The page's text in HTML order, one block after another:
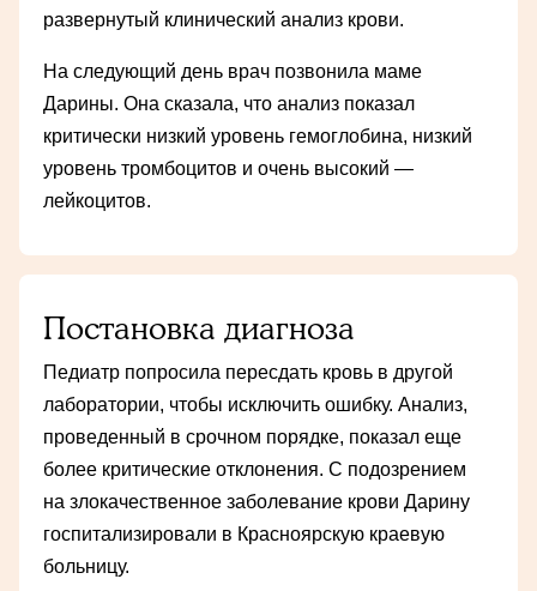
развернутый клинический анализ крови.
На следующий день врач позвонила маме
Дарины. Она сказала, что анализ показал
критически низкий уровень гемоглобина, низкий
уровень тромбоцитов и очень высокий —
лейкоцитов.
Постановка диагноза
Педиатр попросила пересдать кровь в другой
лаборатории, чтобы исключить ошибку. Анализ,
проведенный в срочном порядке, показал еще
более критические отклонения. С подозрением
на злокачественное заболевание крови Дарину
госпитализировали в Красноярскую краевую
больницу.